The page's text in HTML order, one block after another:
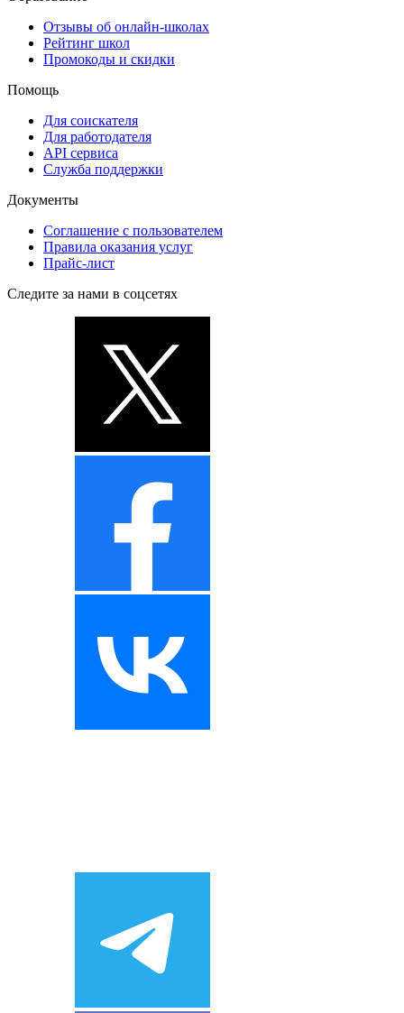
Отзывы об онлайн-школах
Рейтинг школ
Промокоды и скидки
Помощь
Для соискателя
Для работодателя
API сервиса
Служба поддержки
Документы
Соглашение с пользователем
Правила оказания услуг
Прайс-лист
Следите за нами в соцсетях